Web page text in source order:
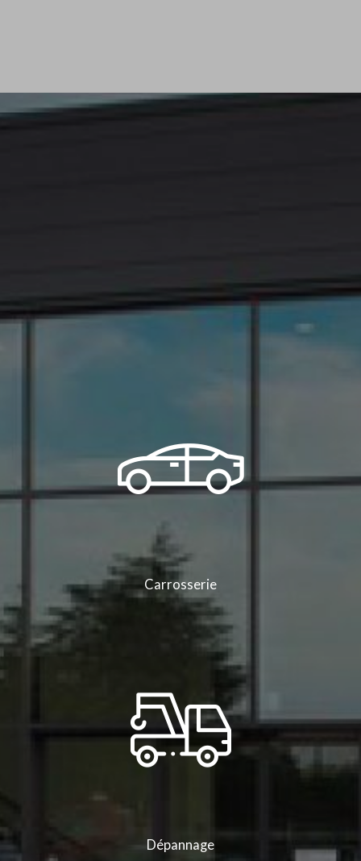
Carrosserie
Dépannage